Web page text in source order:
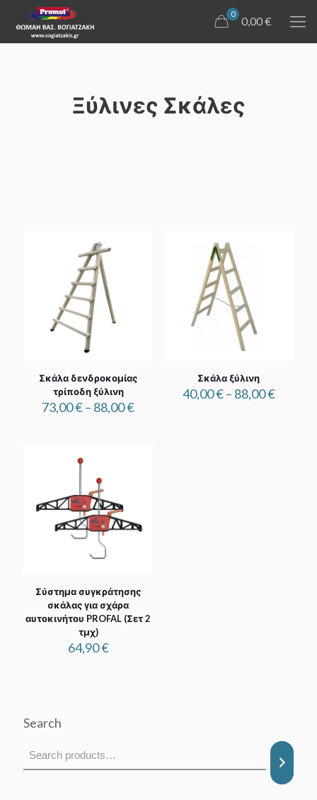
0
0,00 €
Ξύλινες Σκάλες
Σκάλα δενδροκομίας
τρίποδη ξύλινη
73,00€– 88,00€Price
Σκάλα ξύλινη
40,00€– 88,00€Price
Σύστημα συγκράτησης
σκάλας για σχάρα
αυτοκινήτου PROFAL (Σετ 2
τμχ)
64,90€
Search